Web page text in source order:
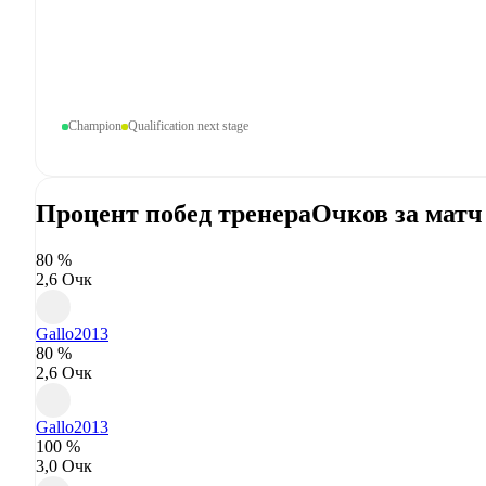
Champion Qualification next stage
Процент побед тренераОчков за матч
80 %
2,6 Очк
Gallo2013
80 %
2,6 Очк
Gallo2013
100 %
3,0 Очк